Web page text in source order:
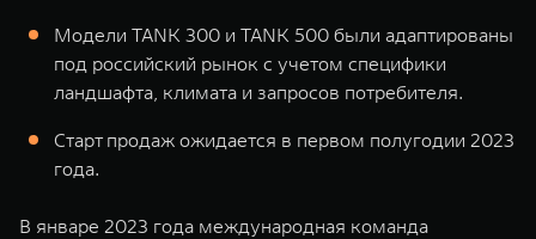
WEY 07
Расширяя границы комфорта
от 6 149 000 ₽
WEY 05
Эстетика
от 5 699
Модели TANK 300 и TANK 500 были адаптированы
под российский рынок с учетом специфики
ландшафта, климата и запросов потребителя.
Старт продаж ожидается в первом полугодии 2023
года.
В январе 2023 года международная команда